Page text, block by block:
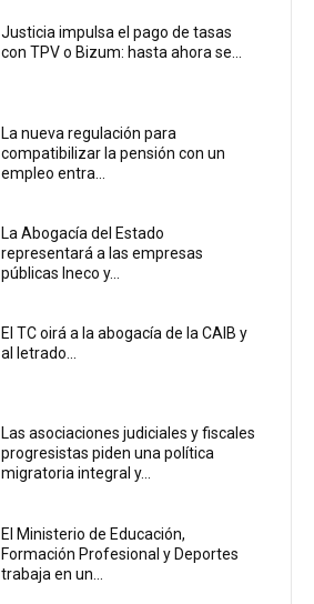
Justicia impulsa el pago de tasas
con TPV o Bizum: hasta ahora se...
La nueva regulación para
compatibilizar la pensión con un
empleo entra...
La Abogacía del Estado
representará a las empresas
públicas Ineco y...
El TC oirá a la abogacía de la CAIB y
al letrado...
Las asociaciones judiciales y fiscales
progresistas piden una política
migratoria integral y...
El Ministerio de Educación,
Formación Profesional y Deportes
trabaja en un...